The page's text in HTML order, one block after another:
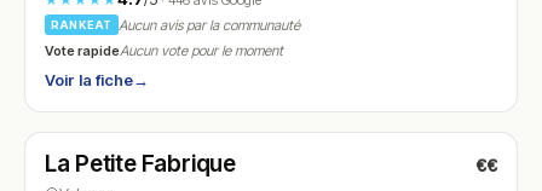
RANKEAT
Aucun avis par la communauté
Vote rapideAucun vote pour le moment
Voir la fiche→
N° 15
La Petite Fabrique €€